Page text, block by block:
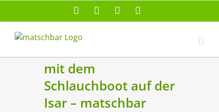
Facebook Instagram
mit dem
Schlauchboot auf der
Isar – matschbar